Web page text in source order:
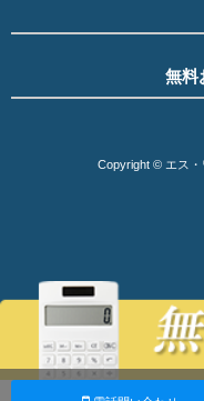
無料
Copyright © エス・